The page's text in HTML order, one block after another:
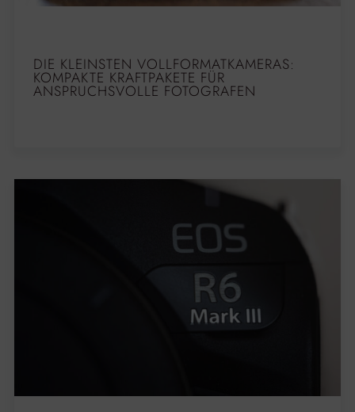
DIE KLEINSTEN VOLLFORMATKAMERAS:
KOMPAKTE KRAFTPAKETE FÜR
ANSPRUCHSVOLLE FOTOGRAFEN